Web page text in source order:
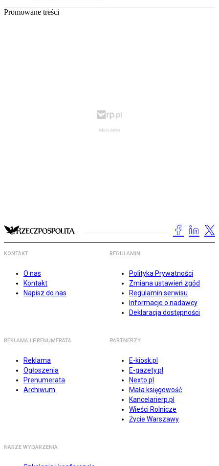
Promowane treści
KONTAKT
O nas
Kontakt
Napisz do nas
REGULAMIN
Polityka Prywatności
Zmiana ustawień zgód
Regulamin serwisu
Informacje o nadawcy
Deklaracja dostępności
REKLAMA I PRENUMERATA
Reklama
Ogłoszenia
Prenumerata
Archiwum
PARTNERZY
E-kiosk.pl
E-gazety.pl
Nexto.pl
Mała księgowość
Kancelarierp.pl
Wieści Rolnicze
Życie Warszawy
NASZE WYDARZENIA